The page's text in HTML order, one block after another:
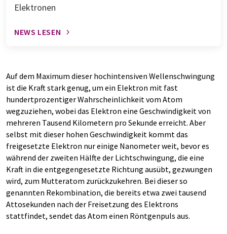
Elektronen
NEWS LESEN
Auf dem Maximum dieser hochintensiven Wellenschwingung
ist die Kraft stark genug, um ein Elektron mit fast
hundertprozentiger Wahrscheinlichkeit vom Atom
wegzuziehen, wobei das Elektron eine Geschwindigkeit von
mehreren Tausend Kilometern pro Sekunde erreicht. Aber
selbst mit dieser hohen Geschwindigkeit kommt das
freigesetzte Elektron nur einige Nanometer weit, bevor es
während der zweiten Hälfte der Lichtschwingung, die eine
Kraft in die entgegengesetzte Richtung ausübt, gezwungen
wird, zum Mutteratom zurückzukehren. Bei dieser so
genannten Rekombination, die bereits etwa zwei tausend
Attosekunden nach der Freisetzung des Elektrons
stattfindet, sendet das Atom einen Röntgenpuls aus.